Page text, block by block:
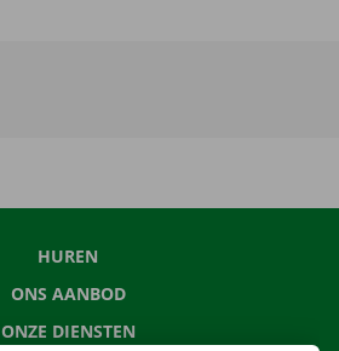
HUREN
ONS AANBOD
ONZE DIENSTEN